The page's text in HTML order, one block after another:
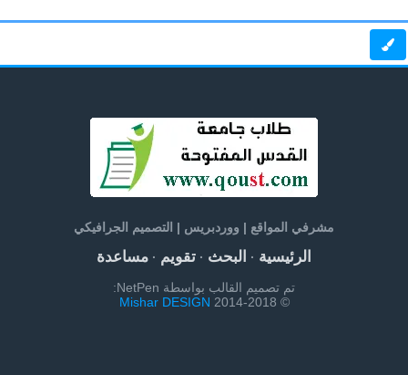
مشرفي المواقع | ووردبريس | التصميم الجرافيكي
الرئيسية· البحث· تقويم· مساعدة
تم تصميم القالب بواسطة NetPen:
© 2014-2018
Mishar DESIGN